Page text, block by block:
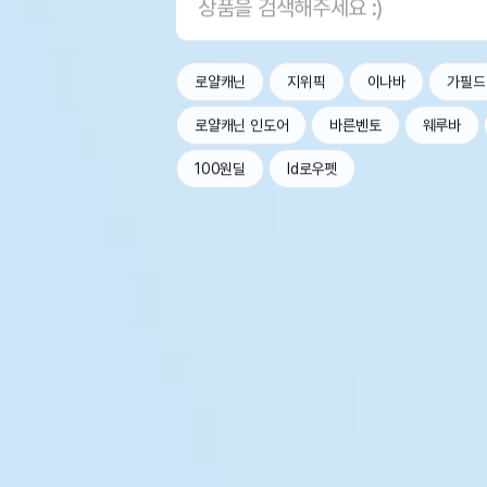
로얄캐닌 지위픽 이나바 가필드
로얄캐닌 인도어 바른벤토 웨루바
100원딜 Id로우펫